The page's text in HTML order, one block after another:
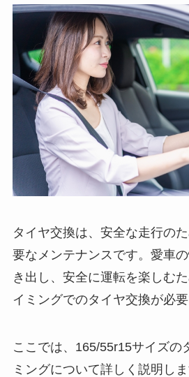
タイヤ交換は、安全な走行の
要なメンテナンスです。愛車の
き出し、安全に運転を楽しむ
イミングでのタイヤ交換が必要
ここでは、165/55r15サイズの
ミングについて詳しく説明しま